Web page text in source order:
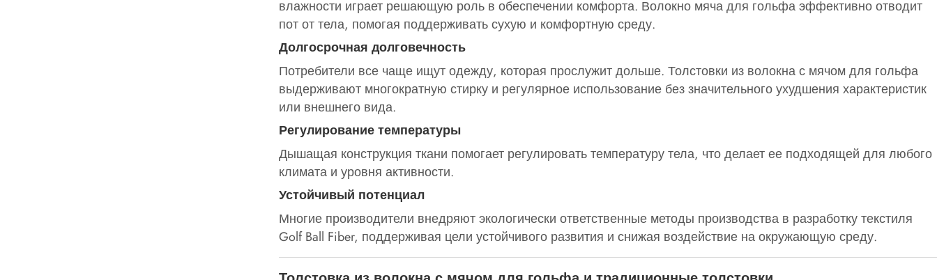
влажности играет решающую роль в обеспечении комфорта. Волокно мяча для гольфа эффективно отводит
пот от тела, помогая поддерживать сухую и комфортную среду.
Долгосрочная долговечность
Потребители все чаще ищут одежду, которая прослужит дольше. Толстовки из волокна с мячом для гольфа
выдерживают многократную стирку и регулярное использование без значительного ухудшения характеристик
или внешнего вида.
Регулирование температуры
Дышащая конструкция ткани помогает регулировать температуру тела, что делает ее подходящей для любого
климата и уровня активности.
Устойчивый потенциал
Многие производители внедряют экологически ответственные методы производства в разработку текстиля
Golf Ball Fiber, поддерживая цели устойчивого развития и снижая воздействие на окружающую среду.